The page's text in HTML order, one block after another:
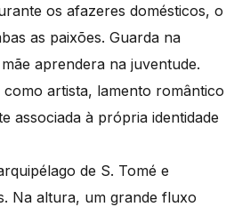
os afazeres domésticos, o
as paixões. Guarda na
aprendera na juventude.
artista, lamento romântico
associada à própria identidade
de S. Tomé e
Na altura, um grande fluxo